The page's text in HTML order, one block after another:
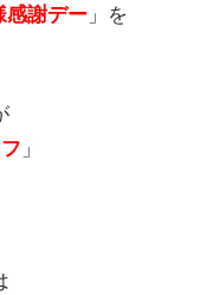
感謝デー 」を
」